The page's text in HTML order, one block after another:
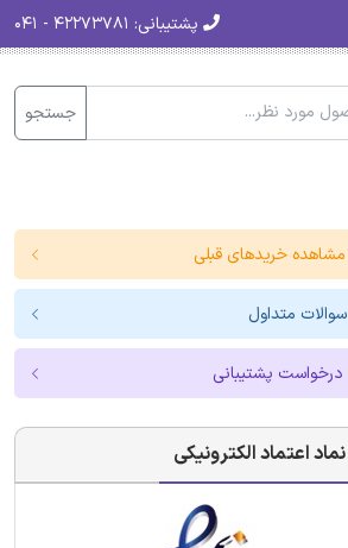
پشتیبانی:
جستجو
مشاهده خریدهای قبلی
سوالات متداول
درخواست پشتیبانی
نماد اعتماد الکترونیکی